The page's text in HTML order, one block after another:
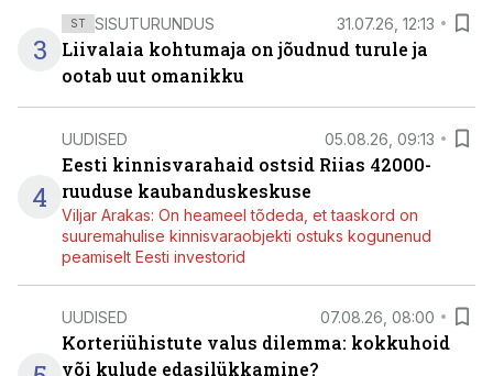
3
ST SISUTURUNDUS 31.07.26, 12:13
Liivalaia kohtumaja on jõudnud turule ja
ootab uut omanikku
4
UUDISED 05.08.26, 09:13
Eesti kinnisvarahaid ostsid Riias 42000-
ruuduse kaubanduskeskuse
Viljar Arakas: On heameel tõdeda, et taaskord on
suuremahulise kinnisvaraobjekti ostuks kogunenud
peamiselt Eesti investorid
UUDISED 07.08.26, 08:00
Korteriühistute valus dilemma: kokkuhoid
või kulude edasilükkamine?